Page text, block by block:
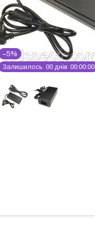
–5%
Залишилось 00 днів 00 00 00